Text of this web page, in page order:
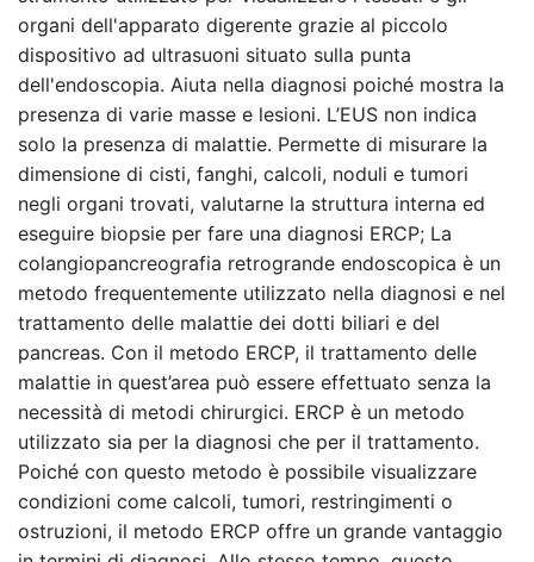
organi dell'apparato digerente grazie al piccolo
dispositivo ad ultrasuoni situato sulla punta
dell'endoscopia. Aiuta nella diagnosi poiché mostra la
presenza di varie masse e lesioni. L’EUS non indica
solo la presenza di malattie. Permette di misurare la
dimensione di cisti, fanghi, calcoli, noduli e tumori
negli organi trovati, valutarne la struttura interna ed
eseguire biopsie per fare una diagnosi ERCP; La
colangiopancreografia retrogrande endoscopica è un
metodo frequentemente utilizzato nella diagnosi e nel
trattamento delle malattie dei dotti biliari e del
pancreas. Con il metodo ERCP, il trattamento delle
malattie in quest’area può essere effettuato senza la
necessità di metodi chirurgici. ERCP è un metodo
utilizzato sia per la diagnosi che per il trattamento.
Poiché con questo metodo è possibile visualizzare
condizioni come calcoli, tumori, restringimenti o
ostruzioni, il metodo ERCP offre un grande vantaggio